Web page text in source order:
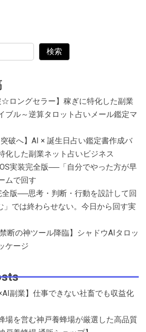
検索
☆ロングセラー】稼ぎに特化した副業
ブル～逆算タロット占いメール鑑定マ
破へ】AI × 誕生日占い鑑定書作成バ
化した副業ネット占いビジネス
実装完全版──「自分でやった方が早
ムで回す
全版──思考・判断・行動を設計して回
」では終わらせない。今日から回す実
禁断の神ツール降臨】シャドウAIタロッ
ケージ
副業】仕事できない社畜でも収益化
場を営む神戸養蜂場が厳選した高品質